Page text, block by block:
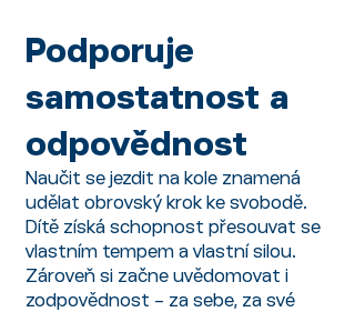
Podporuje
samostatnost a
odpovědnost
Naučit se jezdit na kole znamená
udělat obrovský krok ke svobodě.
Dítě získá schopnost přesouvat se
vlastním tempem a vlastní silou.
Zároveň si začne uvědomovat i
zodpovědnost – za sebe, za své